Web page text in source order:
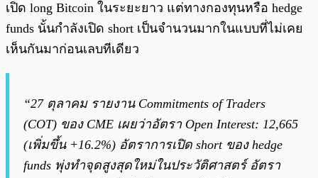
เปิด long Bitcoin ในระยะยาว แต่ทางกองทุนหรือ hedge
funds นั้นกำลังเปิด short เป็นจำนวนมากในแบบที่ไม่เคย
เห็นกันมาก่อนเลบทีเดียว
“27 ตุลาคม รายงาน Commitments of Traders
(COT) ของ CME เผยว่าอัตรา Open Interest: 12,665
(เพิ่มขึ้น +16.2%) อัตราการเปิด short ของ hedge
funds พุ่งทำจุดสูงสุดใหม่ในประวัติศาสตร์ อัตรา